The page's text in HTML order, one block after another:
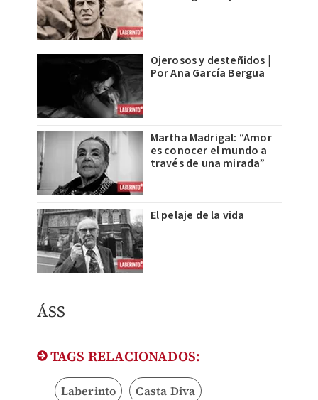
Ojerosos y desteñidos |
Por Ana García Bergua
Martha Madrigal: “Amor
es conocer el mundo a
través de una mirada”
El pelaje de la vida
ÁSS​
TAGS RELACIONADOS:
Laberinto Casta Diva